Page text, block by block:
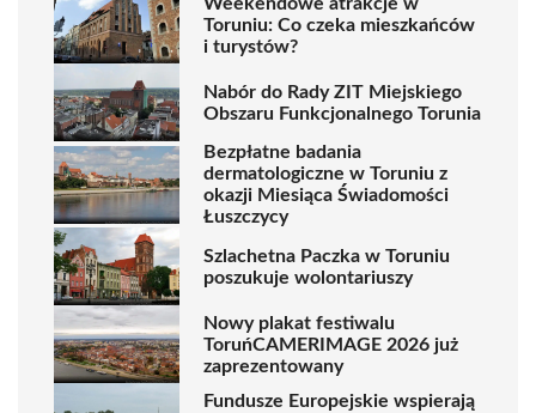
Toruniu: Co czeka mieszkańców
i turystów?
Nabór do Rady ZIT Miejskiego
Obszaru Funkcjonalnego Torunia
Bezpłatne badania
dermatologiczne w Toruniu z
okazji Miesiąca Świadomości
Łuszczycy
Szlachetna Paczka w Toruniu
poszukuje wolontariuszy
Nowy plakat festiwalu
ToruńCAMERIMAGE 2026 już
zaprezentowany
Fundusze Europejskie wspierają